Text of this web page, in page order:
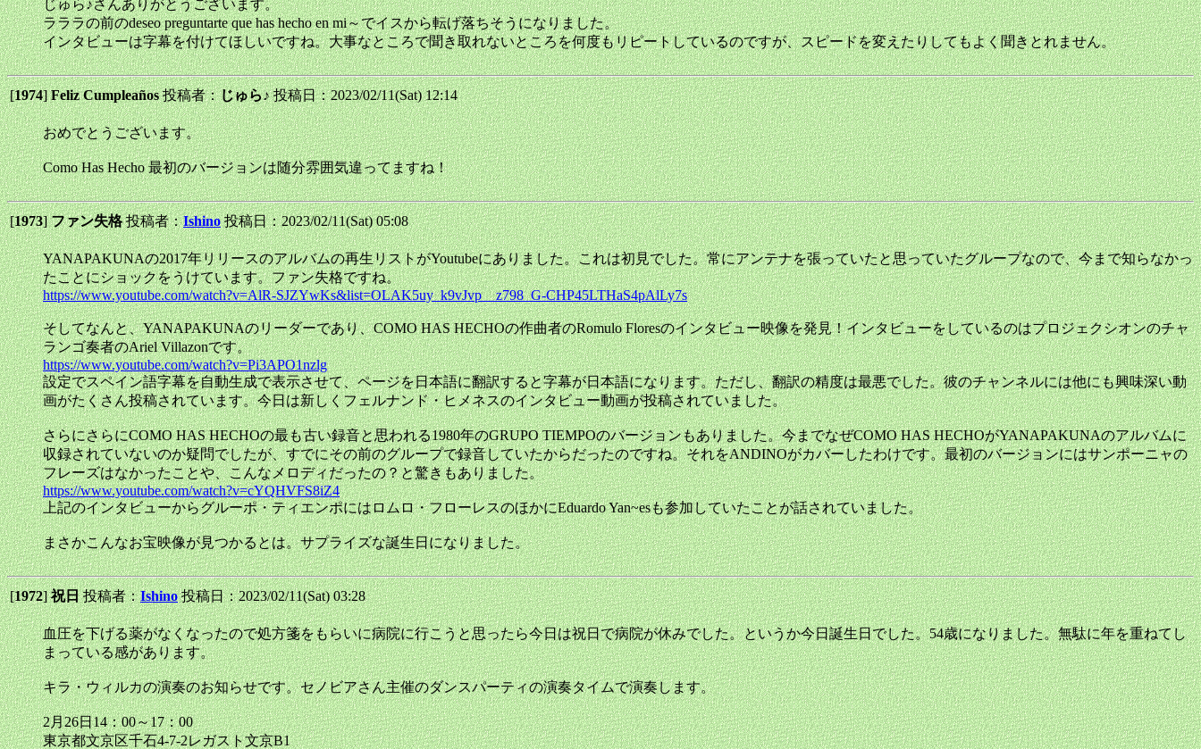
じゅら♪さんありがとうございます。
ラララの前のdeseo preguntarte que has hecho en mi～でイスから転げ落ちそうになりました。
インタビューは字幕を付けてほしいですね。大事なところで聞き取れないところを何度もリピートしているのですが、スピードを変えたりしてもよく聞きとれません。
[1974]Feliz Cumpleaños投稿者：じゅら♪投稿日：2023/02/11(Sat) 12:14
おめでとうございます。
Como Has Hecho 最初のバージョンは随分雰囲気違ってますね！
[1973]ファン失格投稿者：Ishino 投稿日：2023/02/11(Sat) 05:08
YANAPAKUNAの2017年リリースのアルバムの再生リストがYoutubeにありました。これは初見でした。常にアンテナを張っていたと思っていたグループなので、今まで知らなかっ
たことにショックをうけています。ファン失格ですね。
https://www.youtube.com/watch?v=AlR-SJZYwKs&list=OLAK5uy_k9vJvp__z798_G-CHP45LTHaS4pAlLy7s
そしてなんと、YANAPAKUNAのリーダーであり、COMO HAS HECHOの作曲者のRomulo Floresのインタビュー映像を発見！インタビューをしているのはプロジェクシオンのチャ
ランゴ奏者のAriel Villazonです。
https://www.youtube.com/watch?v=Pi3APO1nzlg
設定でスペイン語字幕を自動生成で表示させて、ページを日本語に翻訳すると字幕が日本語になります。ただし、翻訳の精度は最悪でした。彼のチャンネルには他にも興味深い動
画がたくさん投稿されています。今日は新しくフェルナンド・ヒメネスのインタビュー動画が投稿されていました。
さらにさらにCOMO HAS HECHOの最も古い録音と思われる1980年のGRUPO TIEMPOのバージョンもありました。今までなぜCOMO HAS HECHOがYANAPAKUNAのアルバムに
収録されていないのか疑問でしたが、すでにその前のグループで録音していたからだったのですね。それをANDINOがカバーしたわけです。最初のバージョンにはサンポーニャの
フレーズはなかったことや、こんなメロディだったの？と驚きもありました。
https://www.youtube.com/watch?v=cYQHVFS8iZ4
上記のインタビューからグルーポ・ティエンポにはロムロ・フローレスのほかにEduardo Yan~esも参加していたことが話されていました。
まさかこんなお宝映像が見つかるとは。サプライズな誕生日になりました。
[1972]祝日投稿者：Ishino 投稿日：2023/02/11(Sat) 03:28
血圧を下げる薬がなくなったので処方箋をもらいに病院に行こうと思ったら今日は祝日で病院が休みでした。というか今日誕生日でした。54歳になりました。無駄に年を重ねてし
まっている感があります。
キラ・ウィルカの演奏のお知らせです。セノビアさん主催のダンスパーティの演奏タイムで演奏します。
2月26日14：00～17：00
東京都文京区千石4-7-2レガスト文京B1